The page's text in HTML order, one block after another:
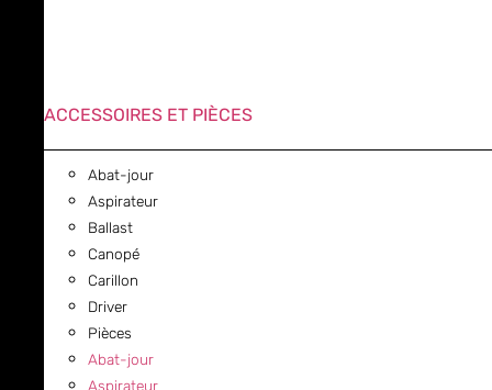
ACCESSOIRES ET PIÈCES
Abat-jour
Aspirateur
Ballast
Canopé
Carillon
Driver
Pièces
Abat-jour
Aspirateur